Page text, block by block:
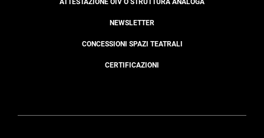
ATTESTAZIONE OIV O STRUTTURA ANALOGA
NEWSLETTER
CONCESSIONI SPAZI TEATRALI
CERTIFICAZIONI